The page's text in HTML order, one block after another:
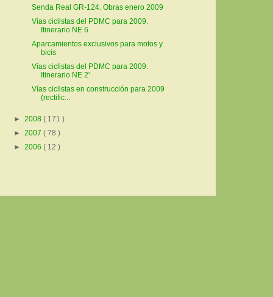
Senda Real GR-124. Obras enero 2009
Vías ciclistas del PDMC para 2009.
Itinerario NE 6
Aparcamientos exclusivos para motos y
bicis
Vías ciclistas del PDMC para 2009.
Itinerario NE 2'
Vías ciclistas en construcción para 2009
(rectific...
► 2008 ( 171 )
► 2007 ( 78 )
► 2006 ( 12 )